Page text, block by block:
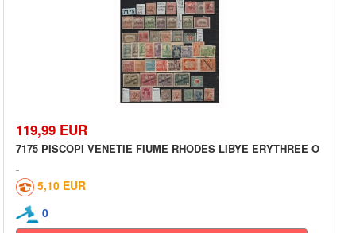
119,99 EUR
7175 PISCOPI VENETIE FIUME RHODES LIBYE ERYTHREE O
5,10 EUR
0